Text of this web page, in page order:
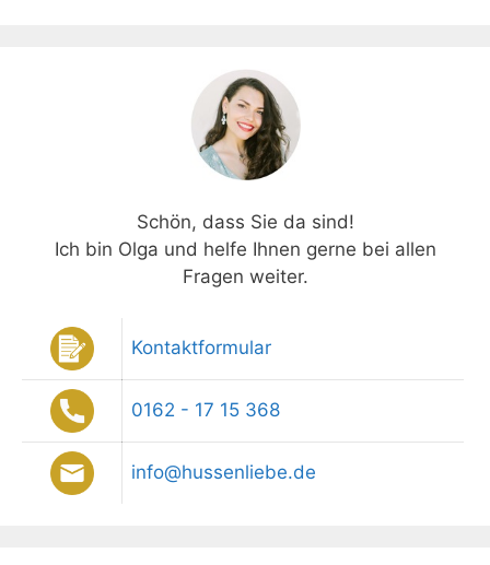
Schön, dass Sie da sind!
Ich bin Olga und helfe Ihnen gerne bei allen
Fragen weiter.
Kontaktformular
0162 - 17 15 368
info@hussenliebe.de